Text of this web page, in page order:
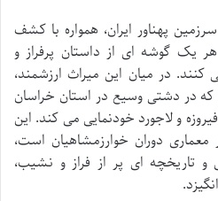
پهناور ایران، همواره با کشف
یک گوشه ای از داستان پرفراز و
در میان این میراث ارزشمند،
در دشتی وسیع در استان خراسان
و لاجورد خودنمایی می کند. این
دوران خوارزمشاهیان است،
و تاریخچه ای پر از فراز و نشیب،